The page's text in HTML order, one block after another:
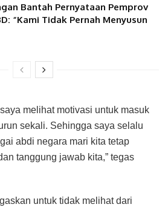
Bantah Pernyataan Pemprov
“Kami Tidak Pernah Menyusun
melihat motivasi untuk masuk
sekali. Sehingga saya selalu
abdi negara mari kita tetap
tanggung jawab kita,” tegas
untuk tidak melihat dari